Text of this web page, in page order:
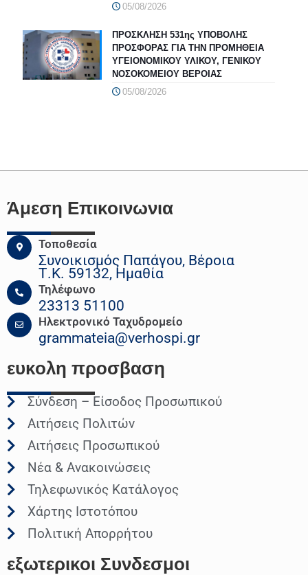
05/08/2026
ΠΡΟΣΚΛΗΣΗ 531ης ΥΠΟΒΟΛΗΣ
ΠΡΟΣΦΟΡΑΣ ΓΙΑ ΤΗΝ ΠΡΟΜΗΘΕΙΑ
ΥΓΕΙΟΝΟΜΙΚΟΥ ΥΛΙΚΟΥ, ΓΕΝΙΚΟΥ
ΝΟΣΟΚΟΜΕΙΟΥ ΒΕΡΟΙΑΣ
05/08/2026
Άμεση Επικοινωνια
Τοποθεσία
Συνοικισμός Παπάγου, Βέροια
Τ.Κ. 59132, Ημαθία
Τηλέφωνο
23313 51100
Ηλεκτρονικό Ταχυδρομείο
grammateia@verhospi.gr
ευκολη προσβαση
Σύνδεση – Είσοδος Προσωπικού
Αιτήσεις Πολιτών
Αιτήσεις Προσωπικού
Νέα & Ανακοινώσεις
Τηλεφωνικός Κατάλογος
Χάρτης Ιστοτόπου
Πολιτική Απορρήτου
εξωτερικοι Συνδεσμοι